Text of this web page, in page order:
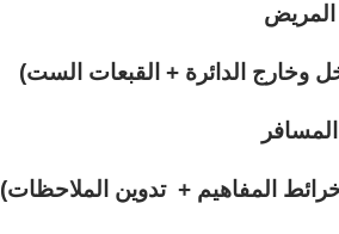
المريض
وخارج الدائرة + القبعات الست)
المفاهيم + تدوين الملاحظات)